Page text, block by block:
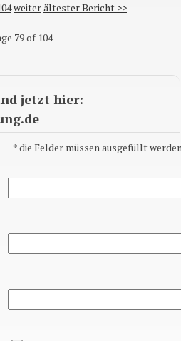
weiterältester Bericht >>
79 of 104
jetzt hier:
*die Felder müssen ausgefüllt